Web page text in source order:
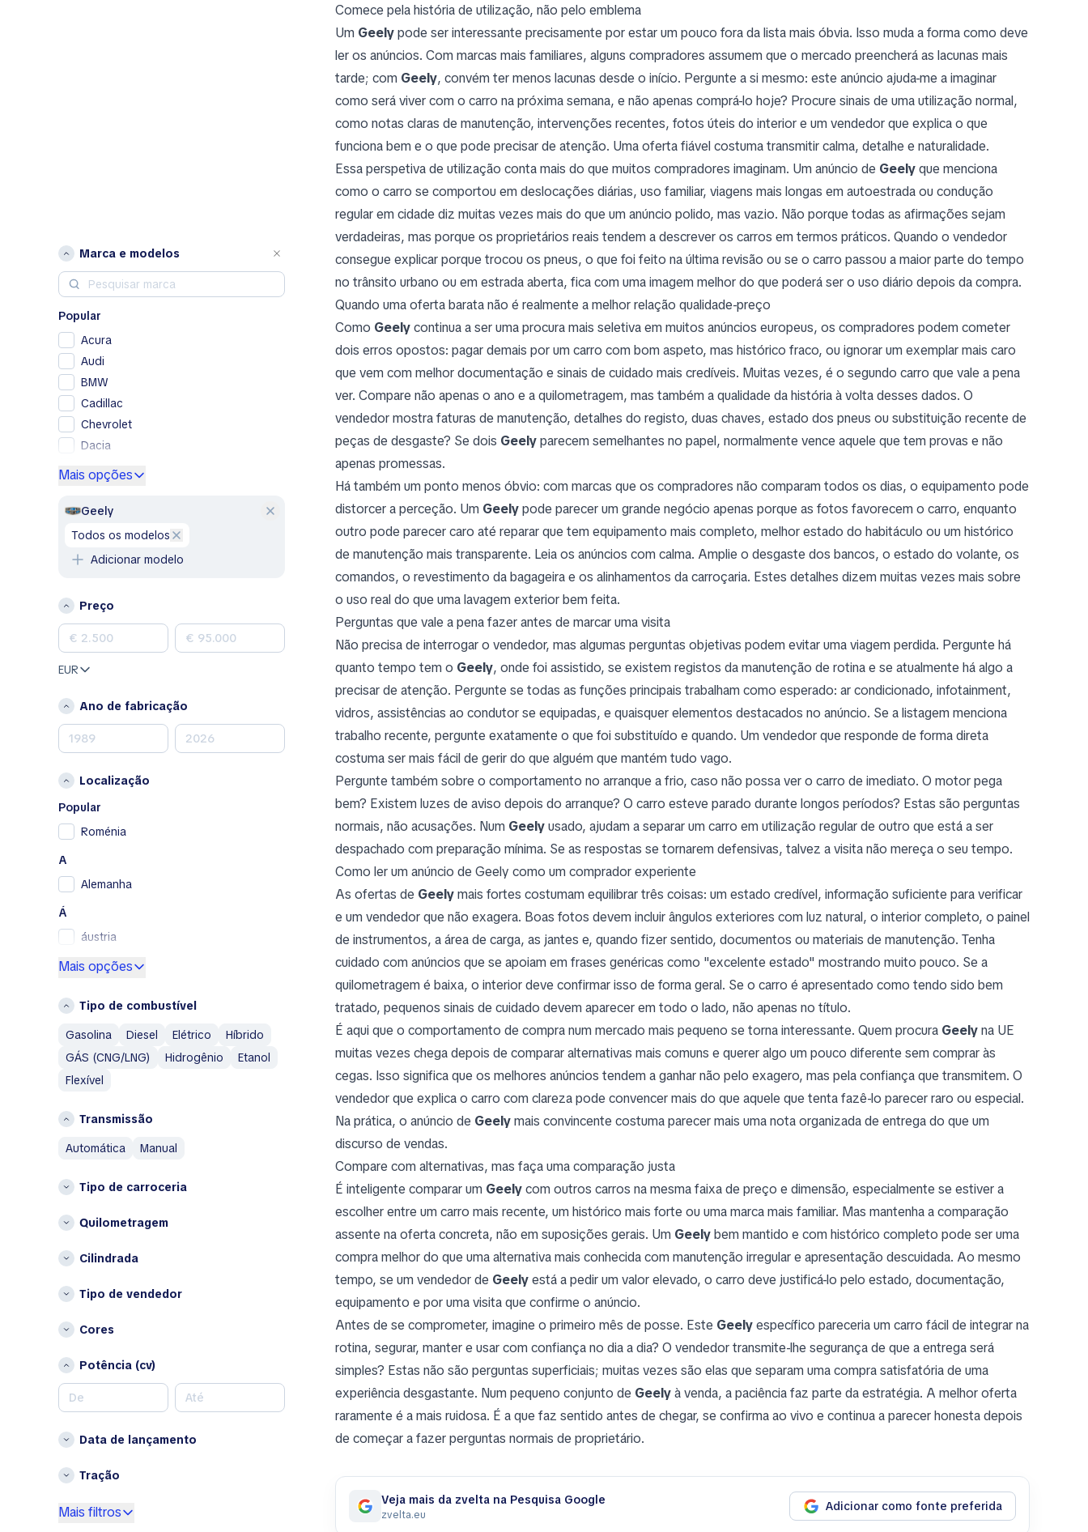
Marca e modelos
Popular
Acura
Audi
BMW
Cadillac
Chevrolet
Dacia
GMC
Honda
Land Rover
Lexus
Mazda
Mercedes-Benz
Opel
Porsche
RAM
Renault
SsangYong
Toyota
Volvo
A
Alfa Romeo
AM General
Austin
Avatr
B
Bentley
Bestune
Bugatti
BYD
Chery
Cupra
Mais opções
Geely
todos os modelos
Adicionar modelo
Preço
EUR
Ano de fabricação
Localização
Popular
Roménia
A
Alemanha
Á
áustria
E
F
França
I
Islândia
L
Lituânia
P
Polónia
Outros
Bulgária
Croácia
Dinamarca
Eslovénia
Finlândia
Mais opções
Tipo de combustível
Gasolina
Diesel Elétrico
Híbrido
GÁS (CNG/LNG)
Hidrogênio
Etanol
Flexível
Transmissão
automática
manual
Tipo de carroceria
Quilometragem
Cilindrada
Tipo de vendedor
Cores
Potência (cv)
Data de lançamento
Tração
Mais filtros
Comece pela história de utilização, não pelo emblema
Um Geelypode ser interessante precisamente por estar um pouco fora da lista mais óbvia. Isso muda a forma como deve
ler os anúncios. Com marcas mais familiares, alguns compradores assumem que o mercado preencherá as lacunas mais
tarde; com Geely, convém ter menos lacunas desde o início. Pergunte a si mesmo: este anúncio ajuda-me a imaginar
como será viver com o carro na próxima semana, e não apenas comprá-lo hoje? Procure sinais de uma utilização normal,
como notas claras de manutenção, intervenções recentes, fotos úteis do interior e um vendedor que explica o que
funciona bem e o que pode precisar de atenção. Uma oferta fiável costuma transmitir calma, detalhe e naturalidade.
Essa perspetiva de utilização conta mais do que muitos compradores imaginam. Um anúncio de Geelyque menciona
como o carro se comportou em deslocações diárias, uso familiar, viagens mais longas em autoestrada ou condução
regular em cidade diz muitas vezes mais do que um anúncio polido, mas vazio. Não porque todas as afirmações sejam
verdadeiras, mas porque os proprietários reais tendem a descrever os carros em termos práticos. Quando o vendedor
consegue explicar porque trocou os pneus, o que foi feito na última revisão ou se o carro passou a maior parte do tempo
no trânsito urbano ou em estrada aberta, fica com uma imagem melhor do que poderá ser o uso diário depois da compra.
Quando uma oferta barata não é realmente a melhor relação qualidade-preço
Como Geelycontinua a ser uma procura mais seletiva em muitos anúncios europeus, os compradores podem cometer
dois erros opostos: pagar demais por um carro com bom aspeto, mas histórico fraco, ou ignorar um exemplar mais caro
que vem com melhor documentação e sinais de cuidado mais credíveis. Muitas vezes, é o segundo carro que vale a pena
ver. Compare não apenas o ano e a quilometragem, mas também a qualidade da história à volta desses dados. O
vendedor mostra faturas de manutenção, detalhes do registo, duas chaves, estado dos pneus ou substituição recente de
peças de desgaste? Se dois Geelyparecem semelhantes no papel, normalmente vence aquele que tem provas e não
apenas promessas.
Há também um ponto menos óbvio: com marcas que os compradores não comparam todos os dias, o equipamento pode
distorcer a perceção. Um Geelypode parecer um grande negócio apenas porque as fotos favorecem o carro, enquanto
outro pode parecer caro até reparar que tem equipamento mais completo, melhor estado do habitáculo ou um histórico
de manutenção mais transparente. Leia os anúncios com calma. Amplie o desgaste dos bancos, o estado do volante, os
comandos, o revestimento da bagageira e os alinhamentos da carroçaria. Estes detalhes dizem muitas vezes mais sobre
o uso real do que uma lavagem exterior bem feita.
Perguntas que vale a pena fazer antes de marcar uma visita
Não precisa de interrogar o vendedor, mas algumas perguntas objetivas podem evitar uma viagem perdida. Pergunte há
quanto tempo tem o Geely, onde foi assistido, se existem registos da manutenção de rotina e se atualmente há algo a
precisar de atenção. Pergunte se todas as funções principais trabalham como esperado: ar condicionado, infotainment,
vidros, assistências ao condutor se equipadas, e quaisquer elementos destacados no anúncio. Se a listagem menciona
trabalho recente, pergunte exatamente o que foi substituído e quando. Um vendedor que responde de forma direta
costuma ser mais fácil de gerir do que alguém que mantém tudo vago.
Pergunte também sobre o comportamento no arranque a frio, caso não possa ver o carro de imediato. O motor pega
bem? Existem luzes de aviso depois do arranque? O carro esteve parado durante longos períodos? Estas são perguntas
normais, não acusações. Num Geelyusado, ajudam a separar um carro em utilização regular de outro que está a ser
despachado com preparação mínima. Se as respostas se tornarem defensivas, talvez a visita não mereça o seu tempo.
Como ler um anúncio de Geely como um comprador experiente
As ofertas de Geelymais fortes costumam equilibrar três coisas: um estado credível, informação suficiente para verificar
e um vendedor que não exagera. Boas fotos devem incluir ângulos exteriores com luz natural, o interior completo, o painel
de instrumentos, a área de carga, as jantes e, quando fizer sentido, documentos ou materiais de manutenção. Tenha
cuidado com anúncios que se apoiam em frases genéricas como "excelente estado" mostrando muito pouco. Se a
quilometragem é baixa, o interior deve confirmar isso de forma geral. Se o carro é apresentado como tendo sido bem
tratado, pequenos sinais de cuidado devem aparecer em todo o lado, não apenas no título.
É aqui que o comportamento de compra num mercado mais pequeno se torna interessante. Quem procura Geelyna UE
muitas vezes chega depois de comparar alternativas mais comuns e querer algo um pouco diferente sem comprar às
cegas. Isso significa que os melhores anúncios tendem a ganhar não pelo exagero, mas pela confiança que transmitem. O
vendedor que explica o carro com clareza pode convencer mais do que aquele que tenta fazê-lo parecer raro ou especial.
Na prática, o anúncio de Geelymais convincente costuma parecer mais uma nota organizada de entrega do que um
discurso de vendas.
Compare com alternativas, mas faça uma comparação justa
É inteligente comparar um Geelycom outros carros na mesma faixa de preço e dimensão, especialmente se estiver a
escolher entre um carro mais recente, um histórico mais forte ou uma marca mais familiar. Mas mantenha a comparação
assente na oferta concreta, não em suposições gerais. Um Geelybem mantido e com histórico completo pode ser uma
compra melhor do que uma alternativa mais conhecida com manutenção irregular e apresentação descuidada. Ao mesmo
tempo, se um vendedor de Geelyestá a pedir um valor elevado, o carro deve justificá-lo pelo estado, documentação,
equipamento e por uma visita que confirme o anúncio.
Antes de se comprometer, imagine o primeiro mês de posse. Este Geelyespecífico pareceria um carro fácil de integrar na
rotina, segurar, manter e usar com confiança no dia a dia? O vendedor transmite-lhe segurança de que a entrega será
simples? Estas não são perguntas superficiais; muitas vezes são elas que separam uma compra satisfatória de uma
experiência desgastante. Num pequeno conjunto de Geelyà venda, a paciência faz parte da estratégia. A melhor oferta
raramente é a mais ruidosa. É a que faz sentido antes de chegar, se confirma ao vivo e continua a parecer honesta depois
de começar a fazer perguntas normais de proprietário.
Veja mais da zvelta na Pesquisa Google
zvelta.eu
Adicionar como fonte preferida